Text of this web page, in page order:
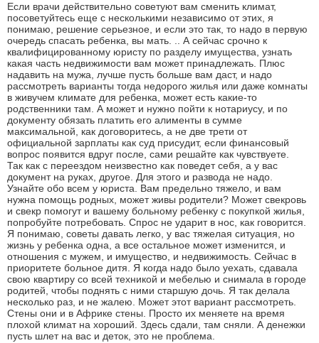
Если врачи действительно советуют вам сменить климат,
посоветуйтесь еще с несколькими независимо от этих, я
понимаю, решение серьезное, и если это так, то надо в первую
очередь спасать ребенка, вы мать. .. А сейчас срочно к
квалифицированному юристу по разделу имущества, узнать
какая часть недвижимости вам может принадлежать. Плюс
надавить на мужа, лучше пусть больше вам даст, и надо
рассмотреть варианты тогда недорого жилья или даже комнаты
в живучем климате для ребенка, может есть какие-то
родственники там. А может и нужно пойти к нотариусу, и по
документу обязать платить его алименты в сумме
максимальной, как договоритесь, а не две трети от
официальной зарплаты как суд присудит, если финансовый
вопрос появится вдруг после, сами решайте как чувствуете.
Так как с переездом неизвестно как поведет себя, а у вас
документ на руках, другое. Для этого и развода не надо.
Узнайте обо всем у юриста. Вам предельно тяжело, и вам
нужна помощь родных, может живы родители? Может свекровь
и свекр помогут и вашему больному ребенку с покупкой жилья,
попробуйте потребовать. Спрос не ударит в нос, как говорится.
Я понимаю, советы давать легко, у вас тяжелая ситуация, но
жизнь у ребенка одна, а все остальное может изменится, и
отношения с мужем, и имущество, и недвижимость. Сейчас в
приоритете больное дитя. Я когда надо было уехать, сдавала
свою квартиру со всей техникой и мебелью и снимала в городе
родитей, чтобы поднять с ними старшую дочь. Я так делала
несколько раз, и не жалею. Может этот вариант рассмотреть.
Стены они и в Африке стены. Просто их меняете на время
плохой климат на хороший. Здесь сдали, там сняли. А денежки
пусть шлет на вас и деток, это не проблема.